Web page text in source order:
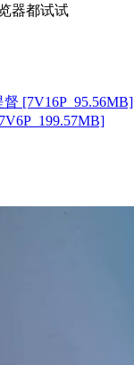
器都试试
[7V16P_95.56MB]